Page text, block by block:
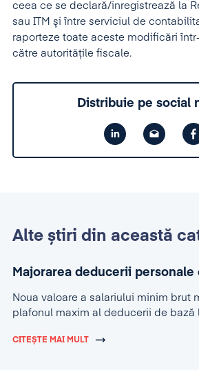
ceea ce se declară/inregistrează la
sau ITM şi între serviciul de
raporteze toate aceste modificări
către autorităţile fiscale.
Distribuie pe social
Alte știri din această
Majorarea deducerii personale
Noua valoare a salariului minim brut
plafonul maxim al deducerii de bază
CITEȘTE MAI MULT